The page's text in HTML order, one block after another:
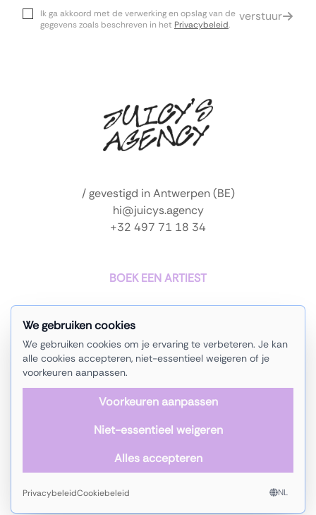
We gebruiken cookies
We gebruiken cookies om je ervaring te verbeteren. Je kan
alle cookies accepteren, niet-essentieel weigeren of je
voorkeuren aanpassen.
Voorkeuren aanpassen
Niet-essentieel weigeren
Alles accepteren
PrivacybeleidCookiebeleid NL
Ik ga akkoord met de verwerking en opslag van de
gegevens zoals beschreven in het Privacybeleid.
verstuur
/ gevestigd in Antwerpen (BE)
hi@juicys.agency
+32 497 71 18 34
BOEK EEN ARTIEST
home
artiesten
evenementen
soundcloud
facebook
copyright © 2025 -Juicy's Agency
cookiebeleid